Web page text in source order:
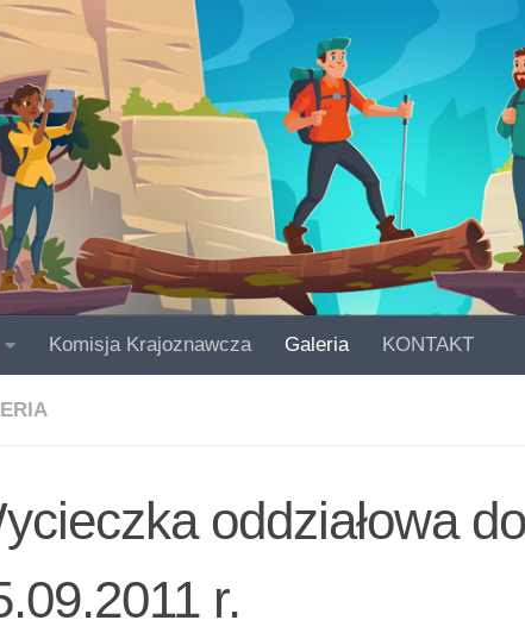
Komisja Krajoznawcza Galeria KONTAKT
oddziałowa
r.